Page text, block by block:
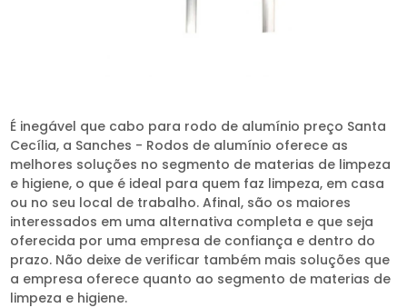
É inegável que cabo para rodo de alumínio preço Santa
Cecília, a Sanches - Rodos de alumínio oferece as
melhores soluções no segmento de materias de limpeza
e higiene, o que é ideal para quem faz limpeza, em casa
ou no seu local de trabalho. Afinal, são os maiores
interessados em uma alternativa completa e que seja
oferecida por uma empresa de confiança e dentro do
prazo. Não deixe de verificar também mais soluções que
a empresa oferece quanto ao segmento de materias de
limpeza e higiene.